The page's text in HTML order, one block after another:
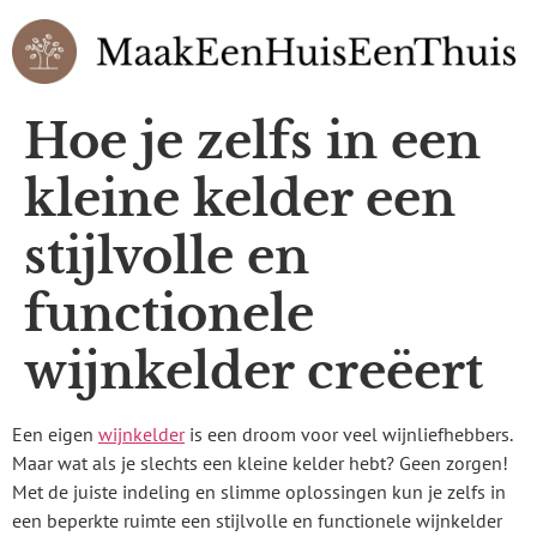
Hoe je zelfs in een
kleine kelder een
stijlvolle en
functionele
wijnkelder creëert
Een eigen wijnkelderis een droom voor veel wijnliefhebbers.
Maar wat als je slechts een kleine kelder hebt? Geen zorgen!
Met de juiste indeling en slimme oplossingen kun je zelfs in
een beperkte ruimte een stijlvolle en functionele wijnkelder